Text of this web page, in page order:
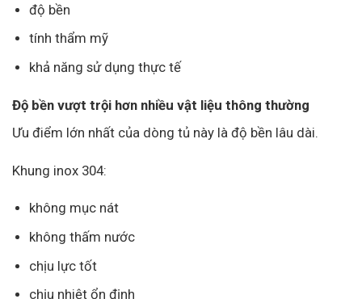
độ bền
tính thẩm mỹ
khả năng sử dụng thực tế
Độ bền vượt trội hơn nhiều vật liệu thông thường
Ưu điểm lớn nhất của dòng tủ này là độ bền lâu dài.
Khung inox 304:
không mục nát
không thấm nước
chịu lực tốt
chịu nhiệt ổn định